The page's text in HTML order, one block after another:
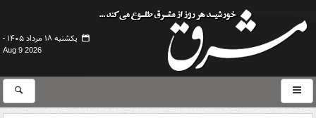
یکشنبه ۱۸ مرداد ۱۴۰۵ -
Aug 9 2026